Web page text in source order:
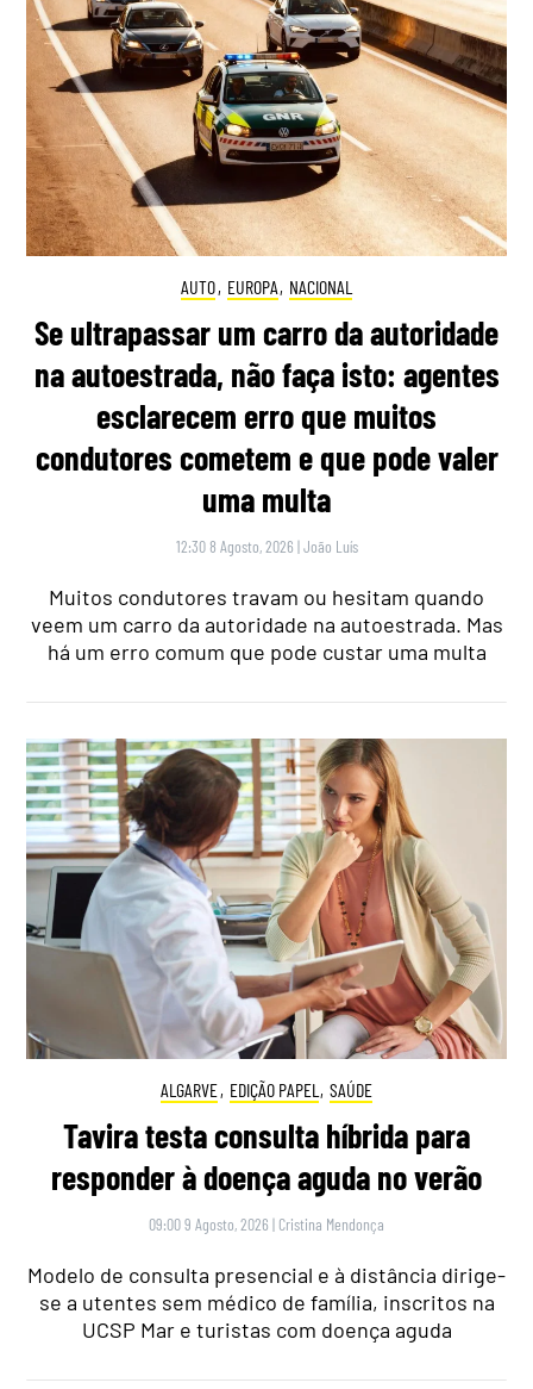
AUTO, EUROPA, NACIONAL
Se ultrapassar um carro da autoridade
na autoestrada, não faça isto: agentes
esclarecem erro que muitos
condutores cometem e que pode valer
uma multa
12:30 8 Agosto, 2026 |João Luís
Muitos condutores travam ou hesitam quando
veem um carro da autoridade na autoestrada. Mas
há um erro comum que pode custar uma multa
ALGARVE, EDIÇÃO PAPEL , SAÚDE
Tavira testa consulta híbrida para
responder à doença aguda no verão
09:00 9 Agosto, 2026 | Cristina Mendonça
Modelo de consulta presencial e à distância dirige-
se a utentes sem médico de família, inscritos na
UCSP Mar e turistas com doença aguda